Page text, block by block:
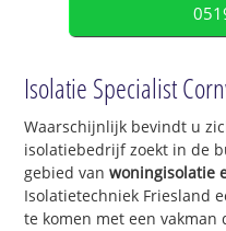
Isolatie Specialist
Waarschijnlijk bevindt u
isolatiebedrijf zoekt in de
gebied vanwoningisolatie
Isolatietechniek Friesland
te komen met een